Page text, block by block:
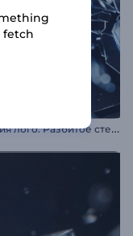
А
нимация лого: Разбитое стекло
fetch